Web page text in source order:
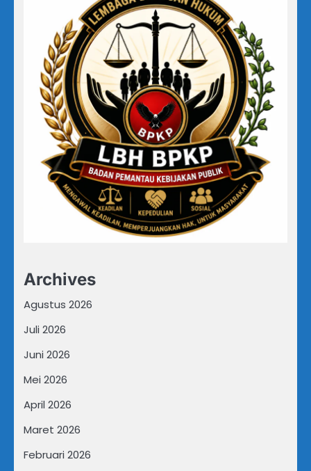
Archives
Agustus 2026
Juli 2026
Juni 2026
Mei 2026
April 2026
Maret 2026
Februari 2026